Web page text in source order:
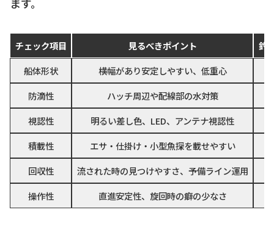
ます。
チェック項目 見るべきポイント
釣
船体形状
横幅があり安定しやすい、低重心
防滴性
ハッチ周辺や配線部の水対策
視認性
明るい差し色、LED、アンテナ視認性
積載性
エサ・仕掛け・小型魚探を載せやすい
回収性
流された時の見つけやすさ、予備ライン運用
操作性
直進安定性、旋回時の癖の少なさ